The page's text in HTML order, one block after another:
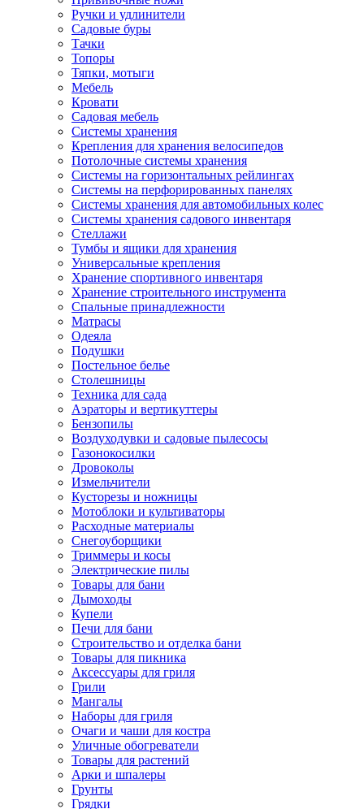
Ручки и удлинители
Садовые буры
Тачки
Топоры
Тяпки, мотыги
Мебель
Кровати
Садовая мебель
Системы хранения
Крепления для хранения велосипедов
Потолочные системы хранения
Системы на горизонтальных рейлингах
Системы на перфорированных панелях
Системы хранения для автомобильных колес
Системы хранения садового инвентаря
Стеллажи
Тумбы и ящики для хранения
Универсальные крепления
Хранение спортивного инвентаря
Хранение строительного инструмента
Спальные принадлежности
Матрасы
Одеяла
Подушки
Постельное белье
Столешницы
Техника для сада
Аэраторы и вертикуттеры
Бензопилы
Воздуходувки и садовые пылесосы
Газонокосилки
Дровоколы
Измельчители
Кусторезы и ножницы
Мотоблоки и культиваторы
Расходные материалы
Снегоуборщики
Триммеры и косы
Электрические пилы
Товары для бани
Дымоходы
Купели
Печи для бани
Строительство и отделка бани
Товары для пикника
Аксессуары для гриля
Грили
Мангалы
Наборы для гриля
Очаги и чаши для костра
Уличные обогреватели
Товары для растений
Арки и шпалеры
Грунты
Грядки